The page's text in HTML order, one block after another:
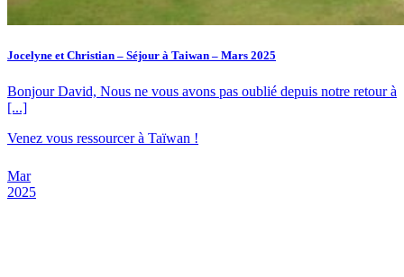
Jocelyne et Christian – Séjour à Taiwan – Mars 2025
Bonjour David, Nous ne vous avons pas oublié depuis notre retour à
[...]
Venez vous ressourcer à Taïwan !
Mar
2025